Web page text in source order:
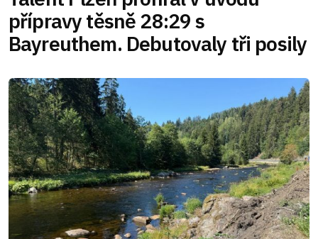
přípravy těsně 28:29 s
Bayreuthem. Debutovaly tři posily